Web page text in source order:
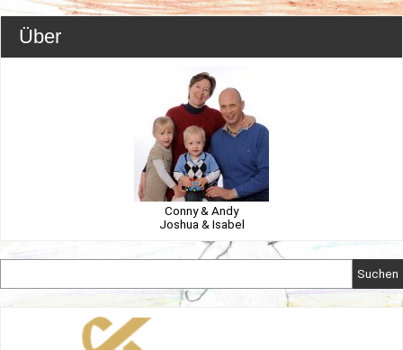
Über
Conny & Andy
Joshua & Isabel
Suchen